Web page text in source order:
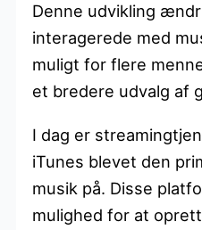
Denne udvikling
interagerede med
muligt for flere
et bredere udvalg af
I dag er
iTunes blevet den
musik på. Disse
mulighed for at